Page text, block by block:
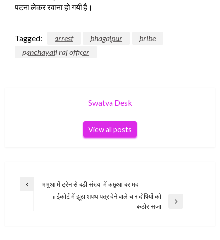
पटना लेकर रवाना हो गयी है।
Tagged: arrest bhagalpur
bribe
panchayati raj officer
Swatva Desk
View all posts
Post
navigation
Previous
भभुआ में ट्रेन से बड़ी संख्या में कछुआ बरामद
हाईकोर्ट में झूठा शपथ पत्र देने वाले चार दोषियों को
कठोर सजा